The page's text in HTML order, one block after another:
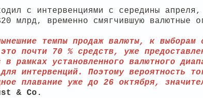
с интервенциями с середины
млрд, временно смягчившую валютные
темпы продаж валюты, к выборам
почти 70 % средств, уже
в рамках установленного валютного
интервенций. Поэтому вероятность
плавание уже до 26 октября,
& Co.